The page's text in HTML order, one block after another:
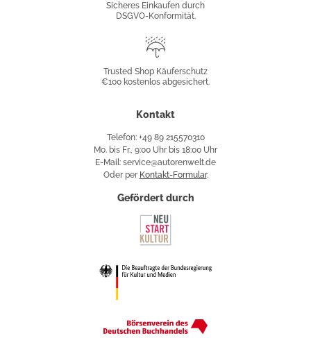
Sicheres Einkaufen durch
DSGVO-Konformität.
Käuferschutz
Trusted Shop Käuferschutz
€100 kostenlos abgesichert.
Kontakt
Telefon: +49 89 215570310
Mo. bis Fr., 9:00 Uhr bis 18:00 Uhr
E-Mail: service@autorenwelt.de
Oder per Kontakt-Formular.
Gefördert durch